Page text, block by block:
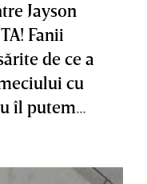
Jayson
Fanii
de ce a
cu
îl putem